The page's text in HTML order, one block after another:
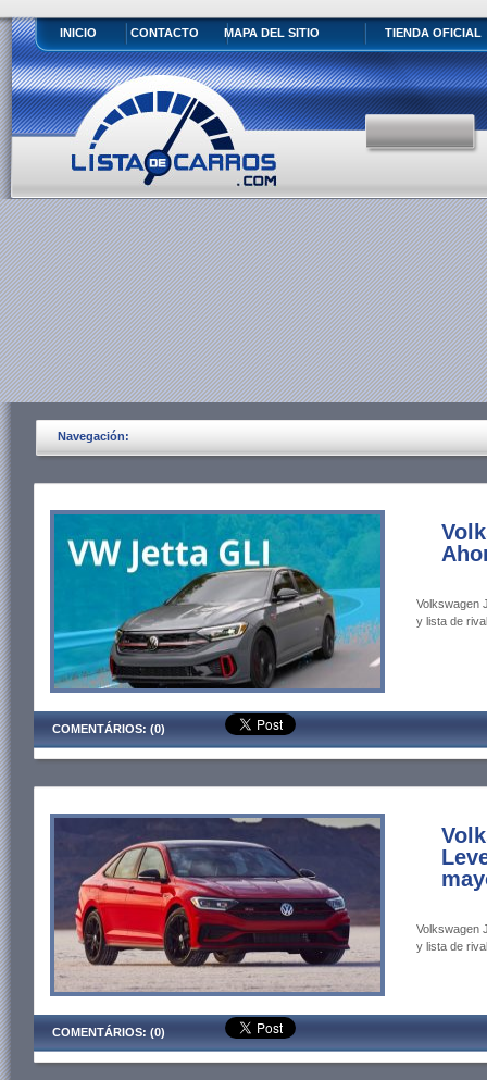
INICIO CONTACTO MAPA DEL SITIO TIENDA OFICIAL
Navegación:
Volkswagen
y lista de
COMENTÁRIOS: (0)
Volkswagen
y lista de
COMENTÁRIOS: (0)